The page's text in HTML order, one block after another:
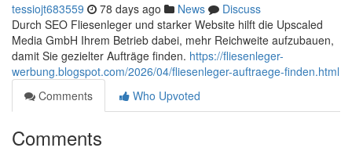
tessiojt683559 78 days ago News
Discuss
Durch SEO Fliesenleger und starker Website hilft die Upscaled
Media GmbH Ihrem Betrieb dabei, mehr Reichweite aufzubauen,
damit Sie gezielter Aufträge finden. https://fliesenleger-
werbung.blogspot.com/2026/04/fliesenleger-auftraege-finden.html
Comments
Who Upvoted
Comments